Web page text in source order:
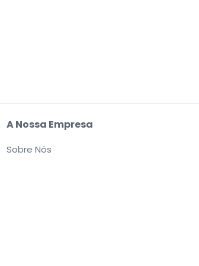
A Nossa Empresa
Sobre Nós